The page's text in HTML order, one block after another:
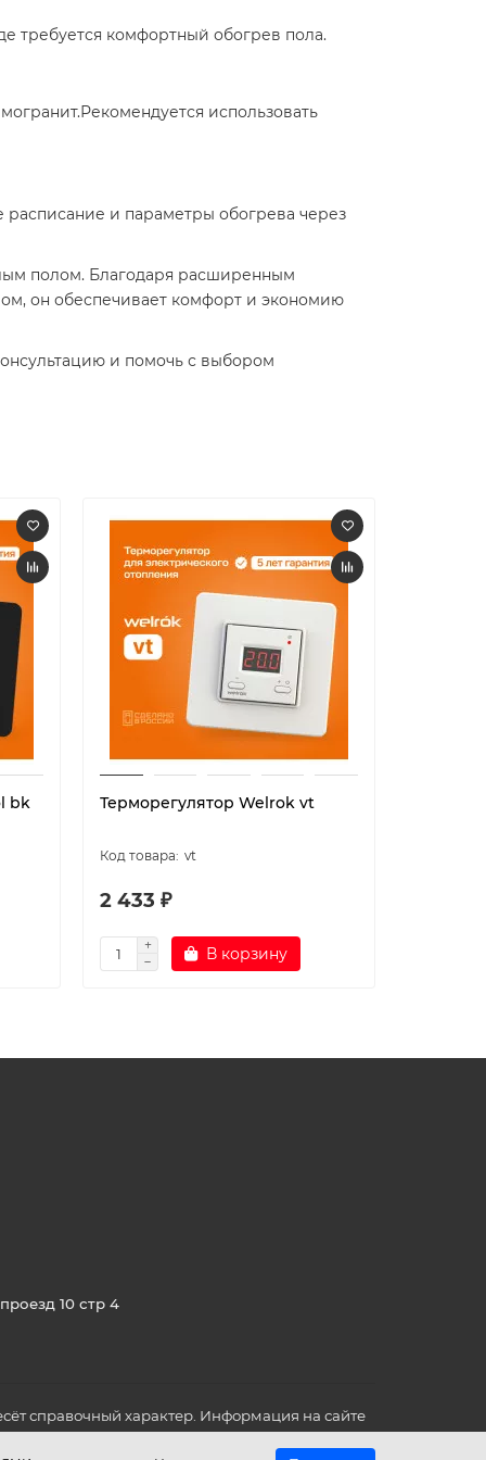
требуется комфортный обогрев пола.​
использовать
и параметры обогрева через
полом. Благодаря расширенным
он обеспечивает комфорт и экономию
и помочь с выбором
bk Терморегулятор Welrok vt
vt
2 433 ₽
В корзину
10 стр 4
справочный характер. Информация на сайте
для вас важных характеристиках в товаре